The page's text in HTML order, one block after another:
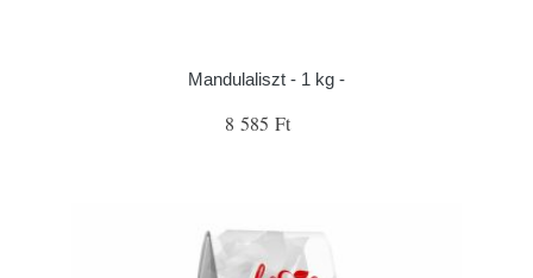
Mandulaliszt - 1 kg -
8 585 Ft